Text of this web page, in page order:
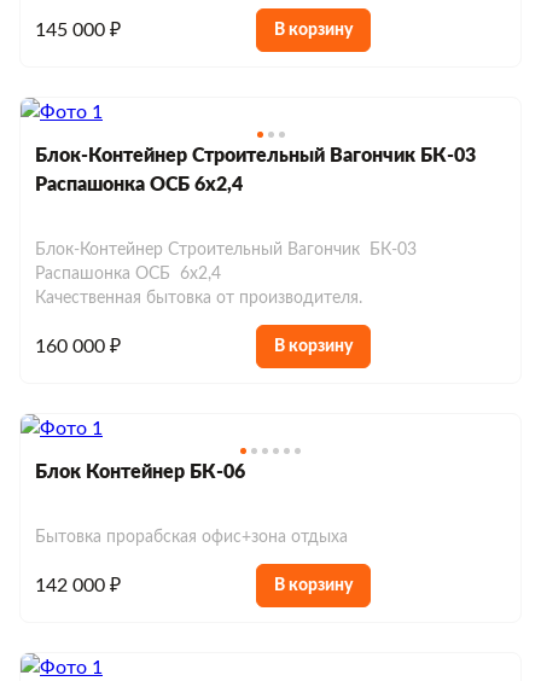
145 000 ₽ В корзину
Блок-Контейнер Строительный Вагончик БК-03
Распашонка ОСБ 6х2,4
Блок-Контейнер Строительный Вагончик БК-03
Распашонка ОСБ 6х2,4
Качественная бытовка от производителя.
160 000 ₽ В корзину
Блок Контейнер БК-06
Бытовка прорабская офис+зона отдыха
142 000 ₽ В корзину